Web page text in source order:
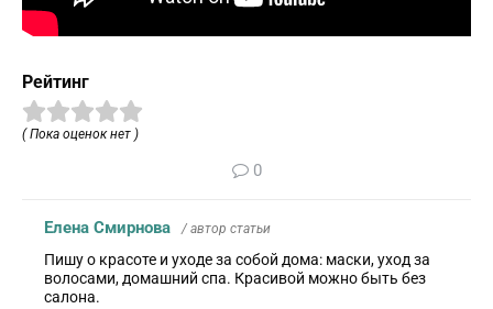
Рейтинг
( Пока оценок нет )
0
Елена Смирнова / автор статьи
Пишу о красоте и уходе за собой дома: маски, уход за
волосами, домашний спа. Красивой можно быть без
салона.